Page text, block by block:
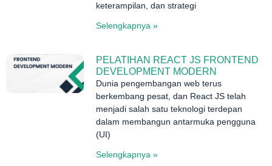
keterampilan, dan strategi
Selengkapnya »
PELATIHAN REACT JS FRONTEND
DEVELOPMENT MODERN
Dunia pengembangan web terus
berkembang pesat, dan React JS telah
menjadi salah satu teknologi terdepan
dalam membangun antarmuka pengguna
(UI)
Selengkapnya »